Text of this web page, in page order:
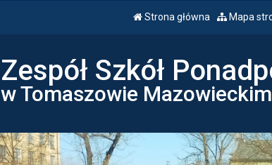
Strona główna Mapa
Zespół Szkół
w Tomaszowie Mazowieckim